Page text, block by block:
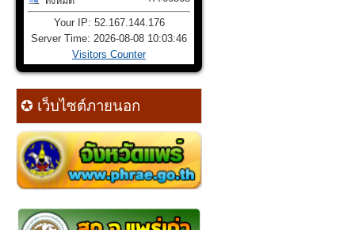
Your IP: 52.167.144.176
Server Time: 2026-08-08 10:03:46
Visitors Counter
✪ เว็บไซต์ภายนอก